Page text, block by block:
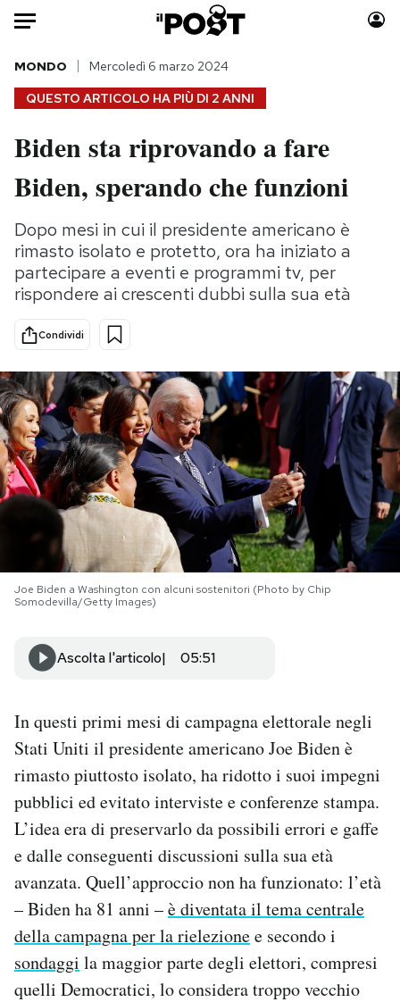
Auto
HOME
Italia
Politica
Tecnologia
Internet
Scienza
Cultura
Economia
Moda
Consumismi
Storie/Idee
Ok Boomer!
Media
Europa
PODCAST
NEWSLETTER
I MIEI PREFERITI
CALENDARIO
AREA PERSONALE
Area Personale
Regala il Post
Hai bisogno di aiuto?
Esci
QUESTO ARTICOLO HA PIÙ DI 2 ANNI
MONDO Mercoledì 6 marzo 2024
Biden sta riprovando a fare
Biden, sperando che funzioni
Dopo mesi in cui il presidente americano è
rimasto isolato e protetto, ora ha iniziato a
partecipare a eventi e programmi tv, per
rispondere ai crescenti dubbi sulla sua età
Condividi
Joe Biden a Washington con alcuni sostenitori (Photo by Chip
Somodevilla/Getty Images)
Ascolta l'articolo 05:51
In questi primi mesi di campagna elettorale negli
Stati Uniti il presidente americano Joe Biden è
rimasto piuttosto isolato, ha ridotto i suoi impegni
pubblici ed evitato interviste e conferenze stampa.
L’idea era di preservarlo da possibili errori e gaffe
e dalle conseguenti discussioni sulla sua età
avanzata. Quell’approccio non ha funzionato: l’età
– Biden ha 81 anni –è diventata il tema centrale
della campagna per la rielezionee secondo i
sondaggi la maggior parte degli elettori, compresi
quelli Democratici, lo considera troppo vecchio